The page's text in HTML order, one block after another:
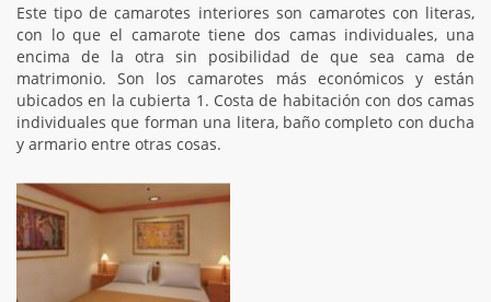
Este tipo de camarotes interiores son camarotes con literas,
con lo que el camarote tiene dos camas individuales, una
encima de la otra sin posibilidad de que sea cama de
matrimonio. Son los camarotes más económicos y están
ubicados en la cubierta 1. Costa de habitación con dos camas
individuales que forman una litera, baño completo con ducha
y armario entre otras cosas.